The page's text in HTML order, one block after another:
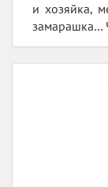
и хозяйка,
замарашка…